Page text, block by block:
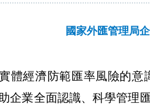
國家外匯管理局
體經濟防範匯率風險的意
企業全面認識、科學管理